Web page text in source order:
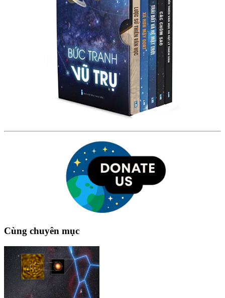
Cùng chuyên mục